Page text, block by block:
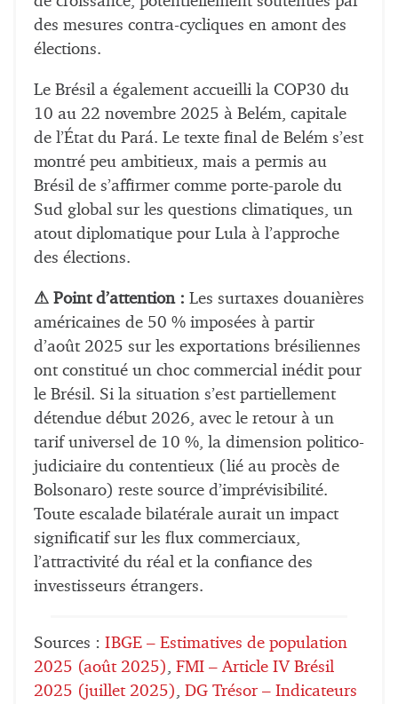
des mesures contra-cycliques en amont des
élections.
Le Brésil a également accueilli la COP30 du
10 au 22 novembre 2025 à Belém, capitale
de l’État du Pará. Le texte final de Belém s’est
montré peu ambitieux, mais a permis au
Brésil de s’affirmer comme porte-parole du
Sud global sur les questions climatiques, un
atout diplomatique pour Lula à l’approche
des élections.
⚠ Point d’attention : Les surtaxes douanières
américaines de 50 % imposées à partir
d’août 2025 sur les exportations brésiliennes
ont constitué un choc commercial inédit pour
le Brésil. Si la situation s’est partiellement
détendue début 2026, avec le retour à un
tarif universel de 10 %, la dimension politico-
judiciaire du contentieux (lié au procès de
Bolsonaro) reste source d’imprévisibilité.
Toute escalade bilatérale aurait un impact
significatif sur les flux commerciaux,
l’attractivité du réal et la confiance des
investisseurs étrangers.
Sources : IBGE – Estimatives de population
2025 (août 2025), FMI – Article IV Brésil
2025 (juillet 2025), DG Trésor – Indicateurs